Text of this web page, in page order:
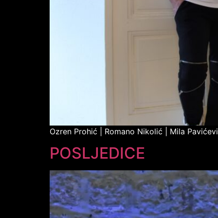
Ozren Prohić | Romano Nikolić | Mila
POSLJEDICE